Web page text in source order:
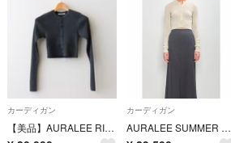
カーディガン
【美品】AURALEE RIB KNIT SHORT CARDIGAN
カーディガン
AURALEE SUMMER CASHMERE KNIT CARDIGAN